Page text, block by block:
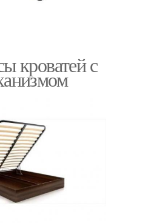
кроватей с